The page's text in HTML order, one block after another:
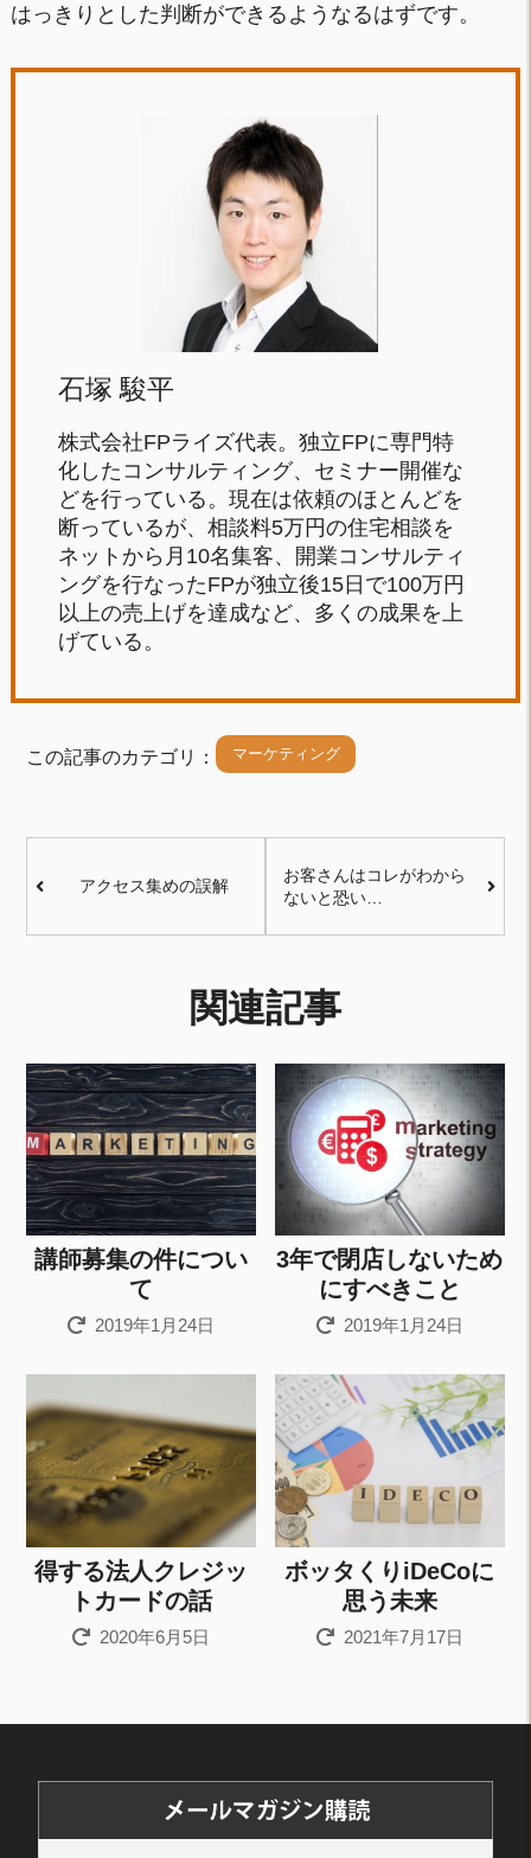
はっきりとした判断ができるようなるはずです。
石塚 駿平
株式会社FPライズ代表。独立FPに専門特
化したコンサルティング、セミナー開催な
どを行っている。現在は依頼のほとんどを
断っているが、相談料5万円の住宅相談を
ネットから月10名集客、開業コンサルティ
ングを行なったFPが独立後15日で100万円
以上の売上げを達成など、多くの成果を上
げている。
この記事のカテゴリ： マーケティング
アクセス集めの誤解
お客さんはコレがわから
ないと恐い…
関連記事
講師募集の件につい
て
2019年1月24日
3年で閉店しないため
にすべきこと
2019年1月24日
得する法人クレジッ
トカードの話
2020年6月5日
ボッタくりiDeCoに
思う未来
2021年7月17日